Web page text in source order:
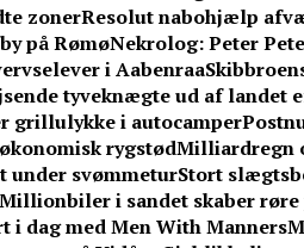
zonerResolut nabohjælp
på RømøNekrolog: Peter
i Aabenraa
tyveknægte ud af
grillulykke i autocamper
rygstødMilliardregn
under svømmeturStort
i sandet skaber røre
i dag med Men With Manners